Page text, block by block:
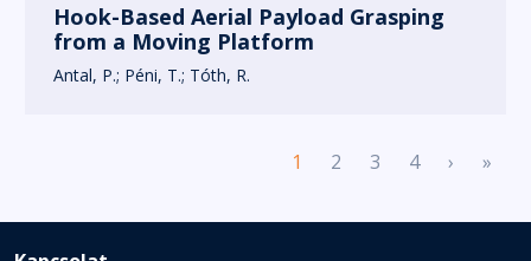
Hook-Based Aerial Payload Grasping
from a Moving Platform
Antal, P. Péni, T. Tóth, R.
1 2 3 4 › Next
»